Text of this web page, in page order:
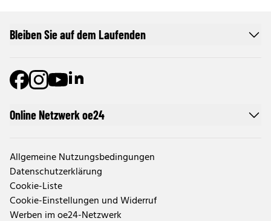
Online Netzwerk oe24
Allgemeine Nutzungsbedingungen
Datenschutzerklärung
Cookie-Liste
Cookie-Einstellungen und Widerruf
Werben im oe24-Netzwerk
Bleiben Sie auf dem Laufenden